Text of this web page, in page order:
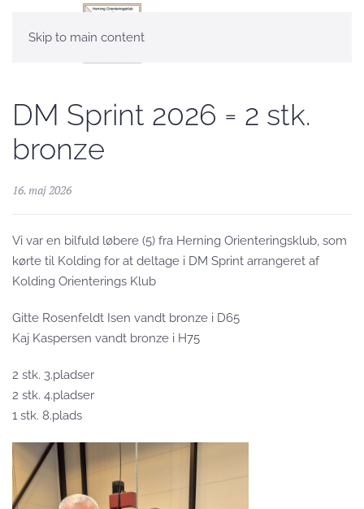
Skip to main content
DM Sprint 2026 = 2 stk.
bronze
16. maj 2026
Vi var en bilfuld løbere (5) fra Herning Orienteringsklub, som
kørte til Kolding for at deltage i DM Sprint arrangeret af
Kolding Orienterings Klub
Gitte Rosenfeldt Isen vandt bronze i D65
Kaj Kaspersen vandt bronze i H75
2 stk. 3.pladser
2 stk. 4.pladser
1 stk. 8.plads